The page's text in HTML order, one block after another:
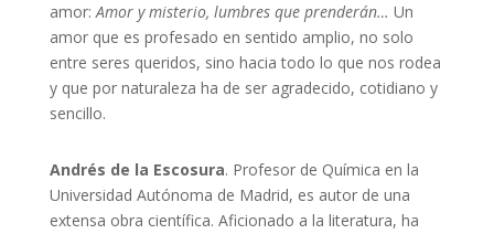
amor:Amor y misterio, lumbres que prenderán… Un
amor que es profesado en sentido amplio, no solo
entre seres queridos, sino hacia todo lo que nos rodea
y que por naturaleza ha de ser agradecido, cotidiano y
sencillo.
Andrés de la Escosura. Profesor de Química en la
Universidad Autónoma de Madrid, es autor de una
extensa obra científica. Aficionado a la literatura, ha